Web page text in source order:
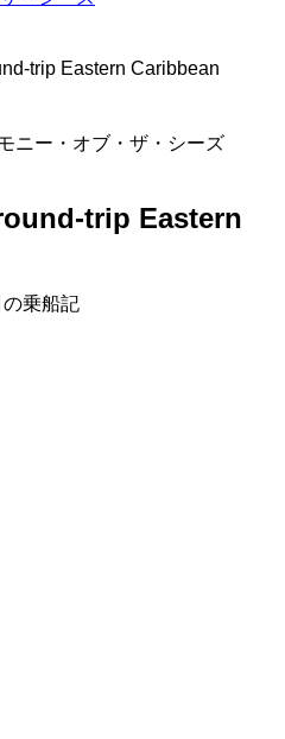
trip Eastern Caribbean
ニー・オブ・ザ・シーズ
trip Eastern
の乗船記